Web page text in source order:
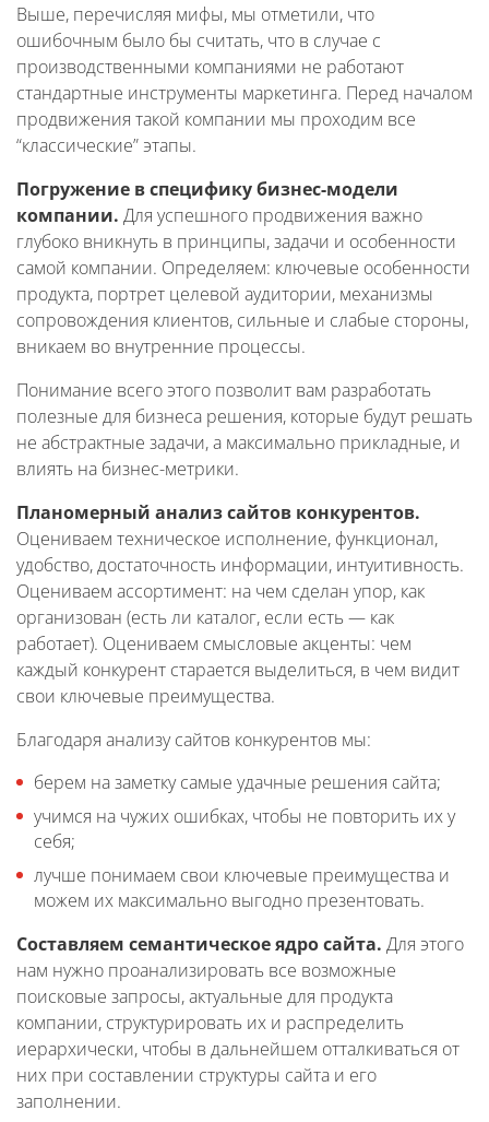
Выше, перечисляя мифы, мы отметили, что
ошибочным было бы считать, что в случае с
производственными компаниями не работают
стандартные инструменты маркетинга. Перед началом
продвижения такой компании мы проходим все
“классические” этапы.
Погружение в специфику бизнес-модели
компании. Для успешного продвижения важно
глубоко вникнуть в принципы, задачи и особенности
самой компании. Определяем: ключевые особенности
продукта, портрет целевой аудитории, механизмы
сопровождения клиентов, сильные и слабые стороны,
вникаем во внутренние процессы.
Понимание всего этого позволит вам разработать
полезные для бизнеса решения, которые будут решать
не абстрактные задачи, а максимально прикладные, и
влиять на бизнес-метрики.
Планомерный анализ сайтов конкурентов.
Оцениваем техническое исполнение, функционал,
удобство, достаточность информации, интуитивность.
Оцениваем ассортимент: на чем сделан упор, как
организован (есть ли каталог, если есть — как
работает). Оцениваем смысловые акценты: чем
каждый конкурент старается выделиться, в чем видит
свои ключевые преимущества.
Благодаря анализу сайтов конкурентов мы:
берем на заметку самые удачные решения сайта;
учимся на чужих ошибках, чтобы не повторить их у
себя;
лучше понимаем свои ключевые преимущества и
можем их максимально выгодно презентовать.
Составляем семантическое ядро сайта. Для этого
нам нужно проанализировать все возможные
поисковые запросы, актуальные для продукта
компании, структурировать их и распределить
иерархически, чтобы в дальнейшем отталкиваться от
них при составлении структуры сайта и его
заполнении.